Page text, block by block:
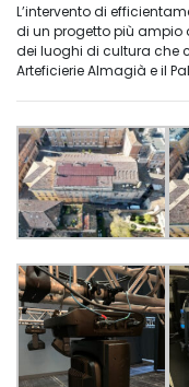
L’intervento di
di un progetto più ampio
dei luoghi di cultura che
Arteficierie Almagià e il